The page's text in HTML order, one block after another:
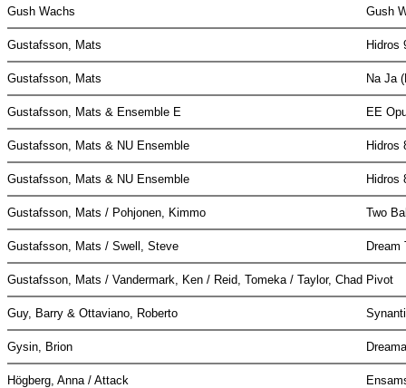
Gush Wachs Gush
Gustafsson, Mats Hidros
Gustafsson, Mats Na Ja
Gustafsson, Mats & Ensemble E EE
Gustafsson, Mats & NU Ensemble Hidros
Gustafsson, Mats & NU Ensemble Hidros
Gustafsson, Mats / Pohjonen, Kimmo Two
Gustafsson, Mats / Swell, Steve
Gustafsson, Mats / Vandermark, Ken / Reid, Tomeka / Taylor, Chad Pivot
Guy, Barry & Ottaviano, Roberto
Gysin, Brion
Högberg, Anna / Attack